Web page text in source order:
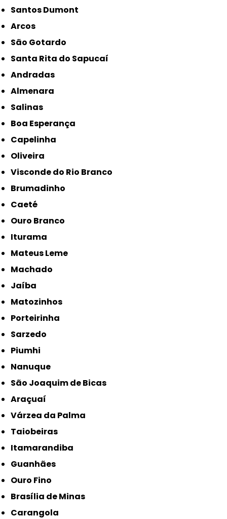
Santos Dumont
Arcos
São Gotardo
Santa Rita do Sapucaí
Andradas
Almenara
Salinas
Boa Esperança
Capelinha
Oliveira
Visconde do Rio Branco
Brumadinho
Caeté
Ouro Branco
Iturama
Mateus Leme
Machado
Jaíba
Matozinhos
Porteirinha
Sarzedo
Piumhi
Nanuque
São Joaquim de Bicas
Araçuaí
Várzea da Palma
Taiobeiras
Itamarandiba
Guanhães
Ouro Fino
Brasília de Minas
Carangola